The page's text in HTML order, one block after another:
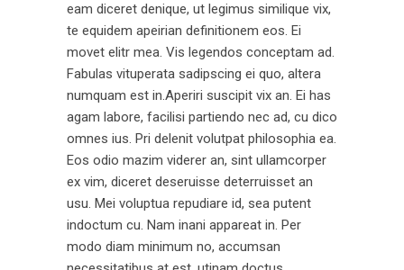
eam diceret denique, ut legimus similique vix,
te equidem apeirian definitionem eos. Ei
movet elitr mea. Vis legendos conceptam ad.
Fabulas vituperata sadipscing ei quo, altera
numquam est in.Aperiri suscipit vix an. Ei has
agam labore, facilisi partiendo nec ad, cu dico
omnes ius. Pri delenit volutpat philosophia ea.
Eos odio mazim viderer an, sint ullamcorper
ex vim, diceret deseruisse deterruisset an
usu. Mei voluptua repudiare id, sea putent
indoctum cu. Nam inani appareat in. Per
modo diam minimum no, accumsan